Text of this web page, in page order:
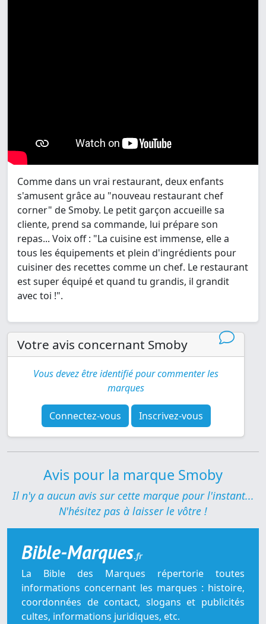
Comme dans un vrai restaurant, deux enfants
s'amusent grâce au "nouveau restaurant chef
corner" de Smoby. Le petit garçon accueille sa
cliente, prend sa commande, lui prépare son
repas... Voix off : "La cuisine est immense, elle a
tous les équipements et plein d'ingrédients pour
cuisiner des recettes comme un chef. Le restaurant
est super équipé et quand tu grandis, il grandit
avec toi !".
Votre avis concernant Smoby
Vous devez être identifié pour commenter les
marques
Connectez-vous Inscrivez-vous
Avis pour la marque Smoby
Il n'y a aucun avis sur cette marque pour l'instant...
N'hésitez pas à laisser le vôtre !
Bible-Marques.fr
La Bible des Marques répertorie toutes
informations concernant les marques : histoire,
coordonnées de contact, slogans et publicités
cultes, informations juridiques, etc.